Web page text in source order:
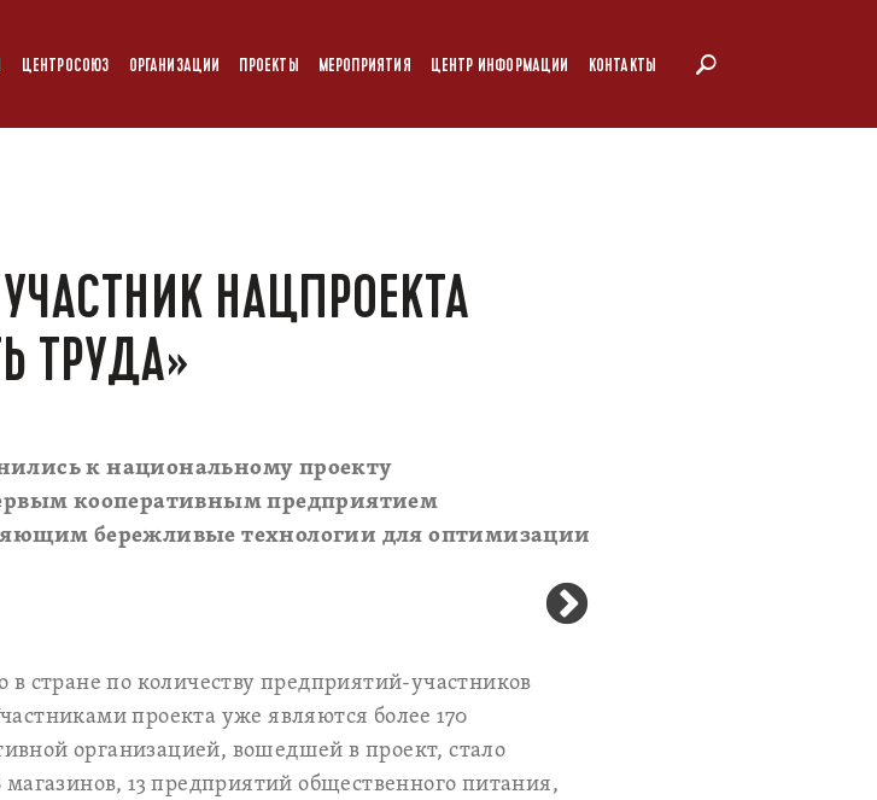
ЦЕНТРОСОЮЗ ОРГАНИЗАЦИИ ПРОЕКТЫ МЕРОПРИЯТИЯ ЦЕНТР ИНФОРМАЦИИ КОНТАКТЫ
НАЦПРОЕКТА
ТРУДА»
к национальному проекту
кооперативным предприятием
бережливые технологии для оптимизации
в стране по количеству предприятий-участников
проекта уже являются более 170
организацией, вошедшей в проект, стало
13 предприятий общественного питания,